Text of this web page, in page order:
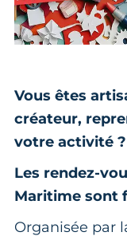
Vous êtes
créateur,
votre activité ?
Les rendez-
Maritime sont
Organisée par